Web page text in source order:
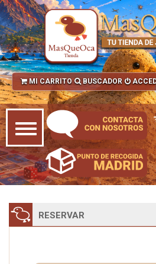
MI CARRITO BUSCADOR
RESERVAR